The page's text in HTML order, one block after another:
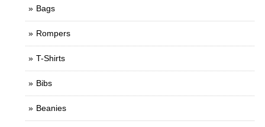
Bags
Rompers
T-Shirts
Bibs
Beanies